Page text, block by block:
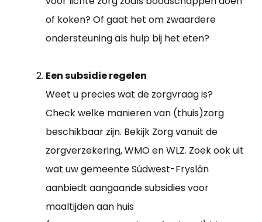
of koken? Of gaat het om zwaardere
ondersteuning als hulp bij het eten?
Een subsidie regelen
Weet u precies wat de zorgvraag is?
Check welke manieren van (thuis)zorg
beschikbaar zijn. Bekijk Zorg vanuit de
zorgverzekering, WMO en WLZ. Zoek ook uit
wat uw gemeente Súdwest-Fryslân
aanbiedt aangaande subsidies voor
maaltijden aan huis